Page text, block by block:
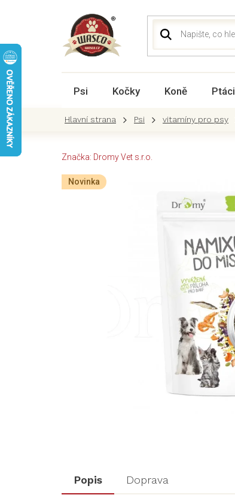
Psi Kočky Koně Ptáci
Psi vitamíny pro psy
Značka: Dromy Vet s.r.o.
Novinka
Popis Doprava